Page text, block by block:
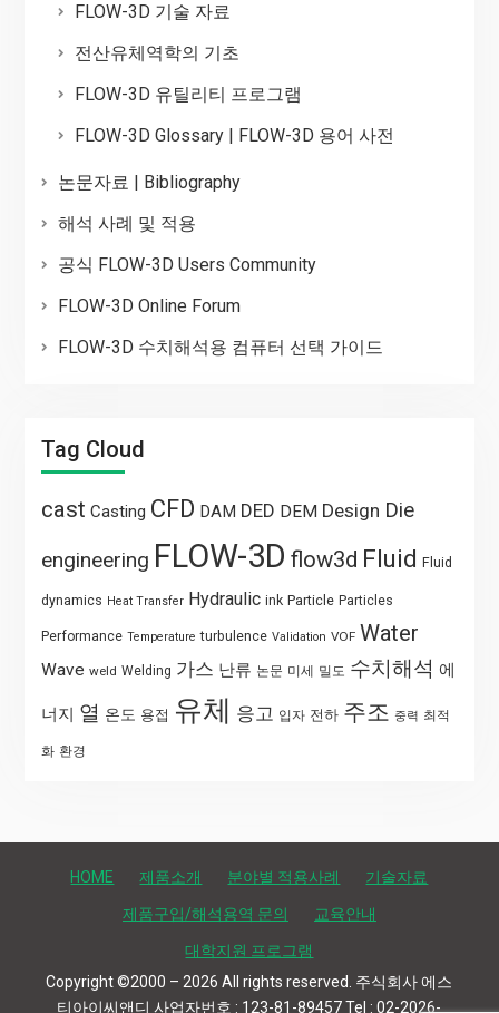
FLOW-3D 기술 자료
전산유체역학의 기초
FLOW-3D 유틸리티 프로그램
FLOW-3D Glossary | FLOW-3D 용어 사전
논문자료 | Bibliography
해석 사례 및 적용
공식 FLOW-3D Users Community
FLOW-3D Online Forum
FLOW-3D 수치해석용 컴퓨터 선택 가이드
Tag Cloud
cast Casting CFD DAM DED DEM Design Die
engineering FLOW-3D flow3d Fluid Fluid
dynamics Heat Transfer Hydraulic ink Particle Particles
Performance Temperature turbulence Validation VOF Water
Wave weld Welding 가스 난류 논문 미세 밀도 수치해석 에
너지 열 온도 용접 유체 응고 입자 전하 주조 중력 최적
화 환경
HOME 제품소개 분야별 적용사례 기술자료
제품구입/해석용역 문의 교육안내
대학지원 프로그램
Copyright ©2000 – 2026 All rights reserved. 주식회사 에스
티아이씨앤디 사업자번호 : 123-81-89457 Tel : 02-2026-